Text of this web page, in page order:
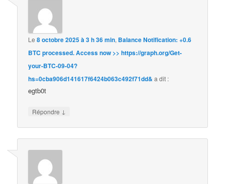
Le8 octobre 2025 à 3 h 36 min, Balance Notification: +0.6
BTC processed. Access now >> https://graph.org/Get-
your-BTC-09-04?
hs=0cba906d141617f6424b063c492f71dd& a dit :
egtb0t
Répondre ↓